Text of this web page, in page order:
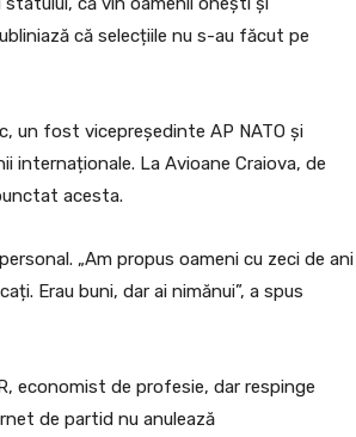
că selecțiile nu s-au făcut pe
un fost vicepreședinte AP NATO și
internaționale. La Avioane Craiova, de
acesta.
„Am propus oameni cu zeci de ani
Erau buni, dar ai nimănui”, a spus
economist de profesie, dar respinge
de partid nu anulează